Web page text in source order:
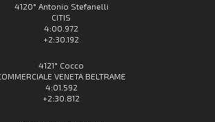
4120° Antonio Stefanelli
CITIS
4:00.972
+2:30.192
4121° Cocco
VENETA BELTRAME
4:01.592
+2:30.812